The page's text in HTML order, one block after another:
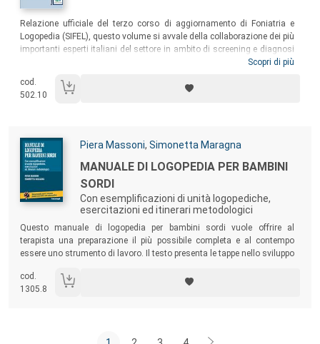
Sommario:
Relazione ufficiale del terzo corso di aggiornamento di Foniatria e
Logopedia (SIFEL), questo volume si avvale della collaborazione dei più
importanti esperti italiani del settore in ambito di screening e diagnosi
precoce. Dopo alcune informazioni di ordine generale sulle procedure di
riorganizzazione dei servizi, il testo presenta i principali ambiti delle
competenze foniatrico logopediche.
Scopri di più
cod.
502.10
Autori:
Piera Massoni, Simonetta Maragna
Titolo:
MANUALE DI LOGOPEDIA PER BAMBINI
SORDI
Con esemplificazioni di unità logopediche,
esercitazioni ed itinerari metodologici
Questo manuale di logopedia per bambini sordi vuole offrire al
terapista una preparazione il più possibile completa e al contempo
essere uno strumento di lavoro. Il testo presenta le tappe nello sviluppo
numerosissime esercitazioni e molteplici spunti operativi, frutto di
oltre vent’anni di lavoro terapeutico.
cod.
1305.8